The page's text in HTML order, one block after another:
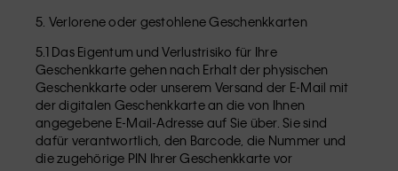
5. Verlorene oder gestohlene Geschenkkarten
5.1 Das Eigentum und Verlustrisiko für Ihre
Geschenkkarte gehen nach Erhalt der physischen
Geschenkkarte oder unserem Versand der E-Mail mit
der digitalen Geschenkkarte an die von Ihnen
angegebene E-Mail-Adresse auf Sie über. Sie sind
dafür verantwortlich, den Barcode, die Nummer und
die zugehörige PIN Ihrer Geschenkkarte vor